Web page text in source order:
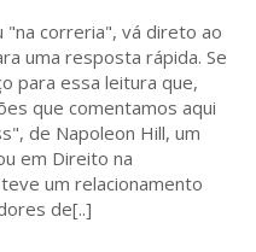
correria", vá direto ao
uma resposta rápida. Se
para essa leitura que,
que comentamos aqui
de Napoleon Hill, um
em Direito na
um relacionamento
de[..]